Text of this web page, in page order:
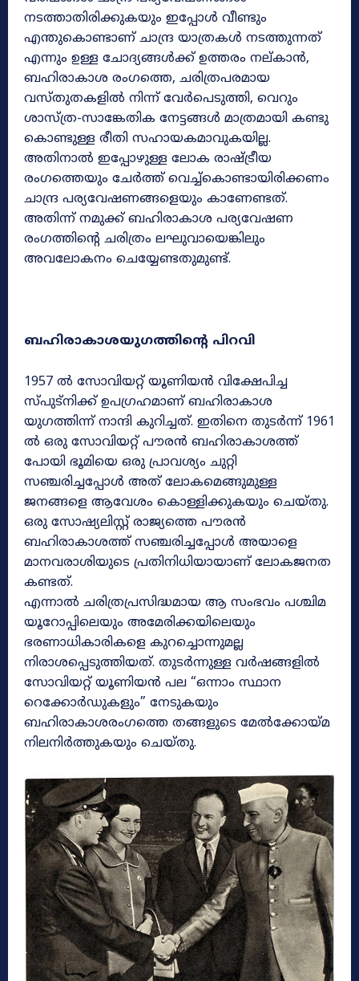
നടത്താതിരിക്കുകയും ഇപ്പോൾ വീണ്ടും
എന്തുകൊണ്ടാണ് ചാന്ദ്ര യാത്രകൾ നടത്തുന്നത്
എന്നും ഉള്ള ചോദ്യങ്ങൾക്ക് ഉത്തരം നല്കാൻ,
ബഹിരാകാശ രംഗത്തെ, ചരിത്രപരമായ
വസ്തുതകളിൽ നിന്ന് വേർപെടുത്തി, വെറും
ശാസ്ത്ര-സാങ്കേതിക നേട്ടങ്ങൾ മാത്രമായി കണ്ടു
കൊണ്ടുള്ള രീതി സഹായകമാവുകയില്ല.
അതിനാൽ ഇപ്പോഴുള്ള ലോക രാഷ്ട്രീയ
രംഗത്തെയും ചേർത്ത് വെച്ച്കൊണ്ടായിരിക്കണം
ചാന്ദ്ര പര്യവേഷണങ്ങളെയും കാണേണ്ടത്.
അതിന്ന് നമുക്ക് ബഹിരാകാശ പര്യവേഷണ
രംഗത്തിന്റെ ചരിത്രം ലഘുവായെങ്കിലും
അവലോകനം ചെയ്യേണ്ടതുമുണ്ട്.
ബഹിരാകാശയുഗത്തിന്റെ പിറവി
1957 ൽ സോവിയറ്റ് യൂണിയൻ വിക്ഷേപിച്ച
സ്പുട്നിക്ക് ഉപഗ്രഹമാണ് ബഹിരാകാശ
യുഗത്തിന്ന് നാന്ദി കുറിച്ചത്. ഇതിനെ തുടർന്ന് 1961
ൽ ഒരു സോവിയറ്റ് പൗരൻ ബഹിരാകാശത്ത്
പോയി ഭൂമിയെ ഒരു പ്രാവശ്യം ചുറ്റി
സഞ്ചരിച്ചപ്പോൾ അത് ലോകമെങ്ങുമുള്ള
ജനങ്ങളെ ആവേശം കൊള്ളിക്കുകയും ചെയ്തു.
ഒരു സോഷ്യലിസ്റ്റ് രാജ്യത്തെ പൗരൻ
ബഹിരാകാശത്ത് സഞ്ചരിച്ചപ്പോൾ അയാളെ
മാനവരാശിയുടെ പ്രതിനിധിയായാണ് ലോകജനത
കണ്ടത്.
എന്നാൽ ചരിത്രപ്രസിദ്ധമായ ആ സംഭവം പശ്ചിമ
യൂറോപ്പിലെയും അമേരിക്കയിലെയും
ഭരണാധികാരികളെ കുറച്ചൊന്നുമല്ല
നിരാശപ്പെടുത്തിയത്. തുടർന്നുള്ള വർഷങ്ങളിൽ
സോവിയറ്റ് യൂണിയൻ പല “ഒന്നാം സ്ഥാന
റെക്കോർഡുകളും” നേടുകയും
ബഹിരാകാശരംഗത്തെ തങ്ങളുടെ മേൽക്കോയ്മ
നിലനിർത്തുകയും ചെയ്തു.